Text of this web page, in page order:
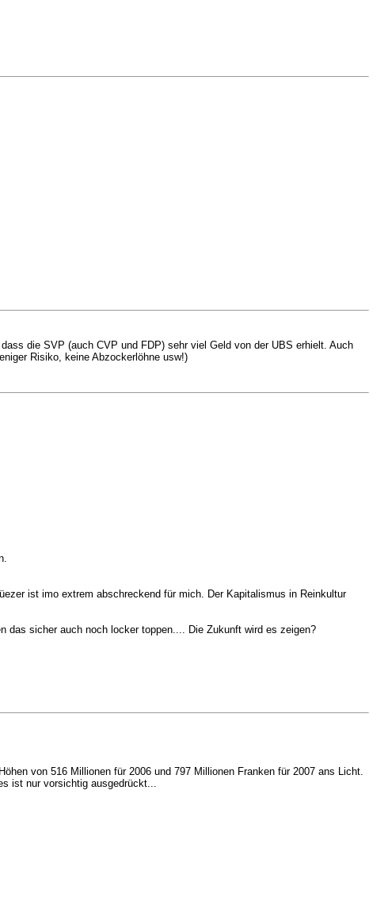
die SVP (auch CVP und FDP) sehr viel Geld von der UBS erhielt. Auch
Risiko, keine Abzockerlöhne usw!)
ist imo extrem abschreckend für mich. Der Kapitalismus in Reinkultur
das sicher auch noch locker toppen.... Die Zukunft wird es zeigen?
von 516 Millionen für 2006 und 797 Millionen Franken für 2007 ans Licht.
ist nur vorsichtig ausgedrückt...